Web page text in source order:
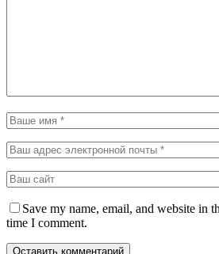
Save my name, email, and website in
time I comment.